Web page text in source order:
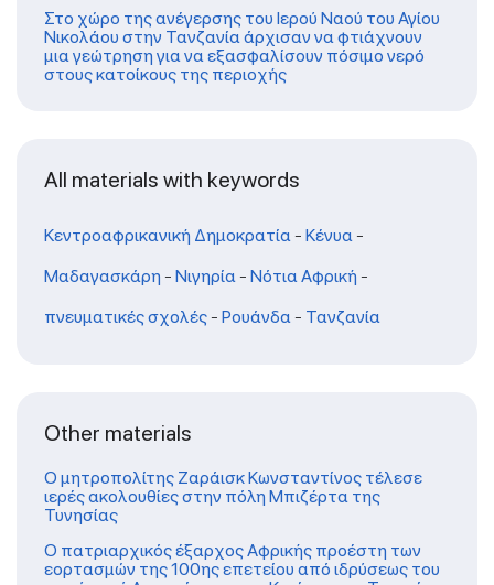
Στο χώρο της ανέγερσης του Ιερού Ναού του Αγίου
Νικολάου στην Τανζανία άρχισαν να φτιάχνουν
μια γεώτρηση για να εξασφαλίσουν πόσιμο νερό
στους κατοίκους της περιοχής
All materials with keywords
Κεντροαφρικανική Δημοκρατία- Κένυα-
Μαδαγασκάρη - Νιγηρία- Νότια Αφρική -
πνευματικές σχολές- Ρουάνδα- Τανζανία
Other materials
Ο μητροπολίτης Ζαράισκ Κωνσταντίνος τέλεσε
ιερές ακολουθίες στην πόλη Μπιζέρτα της
Τυνησίας
Ο πατριαρχικός έξαρχος Αφρικής προέστη των
εορτασμών της 100ης επετείου από ιδρύσεως του